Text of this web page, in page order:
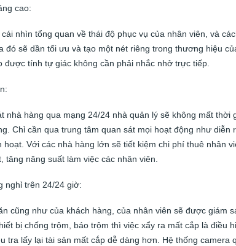
cao:
nhìn tổng quan về thái độ phục vụ của nhân viên, và
đó sẽ dần tối ưu và tạo một nét riêng trong thương hiệu
được tính tự giác không cần phải nhắc nhở trực tiếp.
nhà hàng qua mạng 24/24 nhà quản lý sẽ không mất thời
Chỉ cần qua trung tâm quan sát mọi hoạt động như
Với các nhà hàng lớn sẽ tiết kiệm chi phí thuê nhân
tăng năng suất làm việc các nhân viên.
nghỉ trên 24/24 giờ:
cũng như của khách hàng, của nhân viên sẽ được giám
bị chống trộm, báo trộm thì việc xẩy ra mất cắp là điều
tra lấy lại tài sản mất cắp dễ dàng hơn. Hệ thống camera